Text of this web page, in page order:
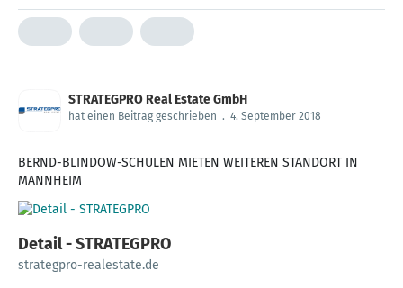
STRATEGPRO Real Estate GmbH
hat einen Beitrag geschrieben . 4. September 2018
BERND-BLINDOW-SCHULEN MIETEN WEITEREN STANDORT IN
MANNHEIM
Detail - STRATEGPRO
strategpro-realestate.de